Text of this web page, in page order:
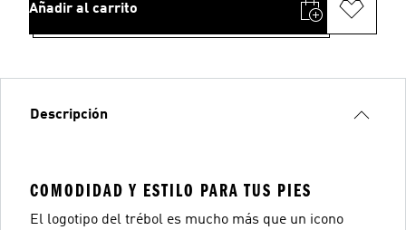
Añadir al carrito
Descripción
COMODIDAD Y ESTILO PARA TUS PIES
El logotipo del trébol es mucho más que un icono